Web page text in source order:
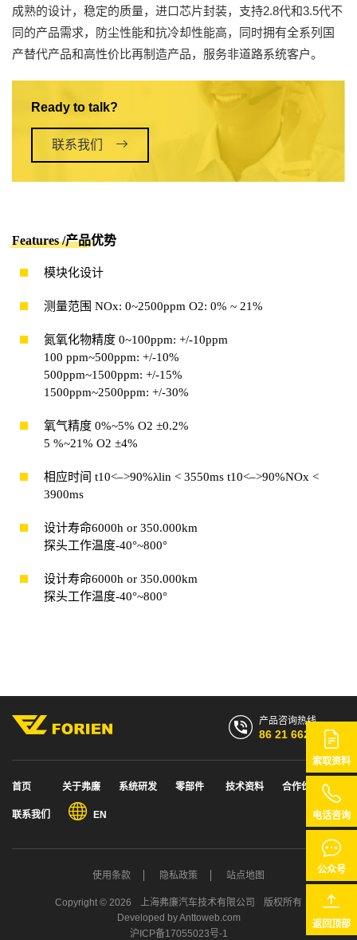
成熟的设计，稳定的质量，进口芯片封装，支持2.8代和3.5代不
同的产品需求，防尘性能和抗冷却性能高，同时拥有全系列国
产替代产品和高性价比再制造产品，服务非道路系统客户。
Ready to talk?
联系我们
Features /产品优势
模块化设计
测量范围 NOx: 0~2500ppm O2: 0% ~ 21%
氮氧化物精度 0~100ppm: +/-10ppm
100 ppm~500ppm: +/-10%
500ppm~1500ppm: +/-15%
1500ppm~2500ppm: +/-30%
氧气精度 0%~5% O2 ±0.2%
5 %~21% O2 ±4%
相应时间 t10<–>90%λlin < 3550ms t10<–>90%NOx <
3900ms
设计寿命6000h or 350.000km
探头工作温度-40°~800°
设计寿命6000h or 350.000km
探头工作温度-40°~800°
产品咨询热线
86 21 6628 7768
首页 关于弗廉 系统研发 零部件 技术资料 合作伙伴
联系我们 EN
使用条款 隐私政策 站点地图
Copyright © 2026 上海弗廉汽车技术有限公司
版权所有
Developed byAnttoweb.com
沪ICP备17055023号-1
索取资料
电话咨询
公众号
返回顶部